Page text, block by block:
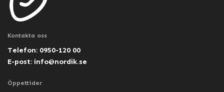
Kontakta oss
Telefon: 0950-120 00
E-post: info@nordik.se
Öppettider